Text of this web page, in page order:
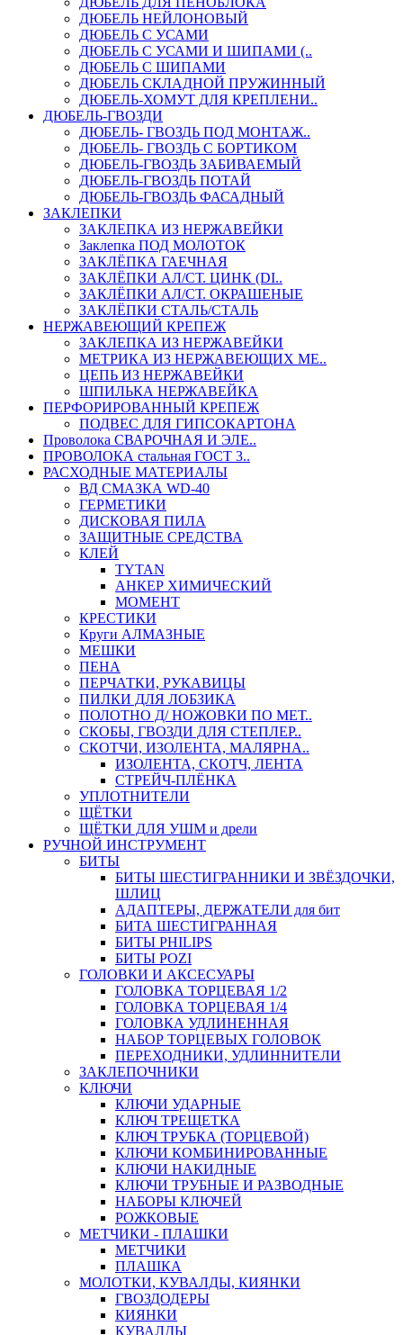
ДЮБЕЛЬ НЕЙЛОНОВЫЙ
ДЮБЕЛЬ С УСАМИ
ДЮБЕЛЬ С УСАМИ И ШИПАМИ (..
ДЮБЕЛЬ С ШИПАМИ
ДЮБЕЛЬ СКЛАДНОЙ ПРУЖИННЫЙ
ДЮБЕЛЬ-ХОМУТ ДЛЯ КРЕПЛЕНИ..
ДЮБЕЛЬ-ГВОЗДИ
ДЮБЕЛЬ- ГВОЗДЬ ПОД МОНТАЖ..
ДЮБЕЛЬ- ГВОЗДЬ С БОРТИКОМ
ДЮБЕЛЬ-ГВОЗДЬ ЗАБИВАЕМЫЙ
ДЮБЕЛЬ-ГВОЗДЬ ПОТАЙ
ДЮБЕЛЬ-ГВОЗДЬ ФАСАДНЫЙ
ЗАКЛЕПКИ
ЗАКЛЕПКА ИЗ НЕРЖАВЕЙКИ
Заклепка ПОД МОЛОТОК
ЗАКЛЁПКА ГАЕЧНАЯ
ЗАКЛЁПКИ АЛ/СТ. ЦИНК (DI..
ЗАКЛЁПКИ АЛ/СТ. ОКРАШЕНЫЕ
ЗАКЛЁПКИ СТАЛЬ/СТАЛЬ
НЕРЖАВЕЮЩИЙ КРЕПЕЖ
ЗАКЛЕПКА ИЗ НЕРЖАВЕЙКИ
МЕТРИКА ИЗ НЕРЖАВЕЮЩИХ МЕ..
ЦЕПЬ ИЗ НЕРЖАВЕЙКИ
ШПИЛЬКА НЕРЖАВЕЙКА
ПЕРФОРИРОВАННЫЙ КРЕПЕЖ
ПОДВЕС ДЛЯ ГИПСОКАРТОНА
Проволока СВАРОЧНАЯ И ЭЛЕ..
ПРОВОЛОКА стальная ГОСТ 3..
РАСХОДНЫЕ МАТЕРИАЛЫ
ВД СМАЗКА WD-40
ГЕРМЕТИКИ
ДИСКОВАЯ ПИЛА
ЗАЩИТНЫЕ СРЕДСТВА
КЛЕЙ
TYTAN
АНКЕР ХИМИЧЕСКИЙ
МОМЕНТ
КРЕСТИКИ
Круги АЛМАЗНЫЕ
МЕШКИ
ПЕНА
ПЕРЧАТКИ, РУКАВИЦЫ
ПИЛКИ ДЛЯ ЛОБЗИКА
ПОЛОТНО Д/ НОЖОВКИ ПО МЕТ..
СКОБЫ, ГВОЗДИ ДЛЯ СТЕПЛЕР..
СКОТЧИ, ИЗОЛЕНТА, МАЛЯРНА..
ИЗОЛЕНТА, СКОТЧ, ЛЕНТА
СТРЕЙЧ-ПЛЁНКА
УПЛОТНИТЕЛИ
ЩЁТКИ
ЩЁТКИ ДЛЯ УШМ и дрели
РУЧНОЙ ИНСТРУМЕНТ
БИТЫ
БИТЫ ШЕСТИГРАННИКИ И ЗВЁЗДОЧКИ,
ШЛИЦ
АДАПТЕРЫ, ДЕРЖАТЕЛИ для бит
БИТА ШЕСТИГРАННАЯ
БИТЫ PHILIPS
БИТЫ POZI
ГОЛОВКИ И АКСЕСУАРЫ
ГОЛОВКА ТОРЦЕВАЯ 1/2
ГОЛОВКА ТОРЦЕВАЯ 1/4
ГОЛОВКА УДЛИНЕННАЯ
НАБОР ТОРЦЕВЫХ ГОЛОВОК
ПЕРЕХОДНИКИ, УДЛИННИТЕЛИ
ЗАКЛЕПОЧНИКИ
КЛЮЧИ
КЛЮЧИ УДАРНЫЕ
КЛЮЧ ТРЕЩЕТКА
КЛЮЧ ТРУБКА (ТОРЦЕВОЙ)
КЛЮЧИ КОМБИНИРОВАННЫЕ
КЛЮЧИ НАКИДНЫЕ
КЛЮЧИ ТРУБНЫЕ И РАЗВОДНЫЕ
НАБОРЫ КЛЮЧЕЙ
РОЖКОВЫЕ
МЕТЧИКИ - ПЛАШКИ
МЕТЧИКИ
ПЛАШКА
МОЛОТКИ, КУВАЛДЫ, КИЯНКИ
ГВОЗДОДЕРЫ
КИЯНКИ
КУВАЛДЫ